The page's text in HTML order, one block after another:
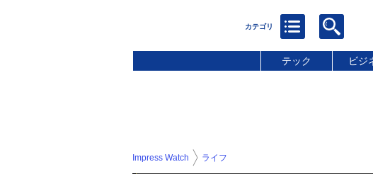
テック ビジ
Impress Watch ライフ